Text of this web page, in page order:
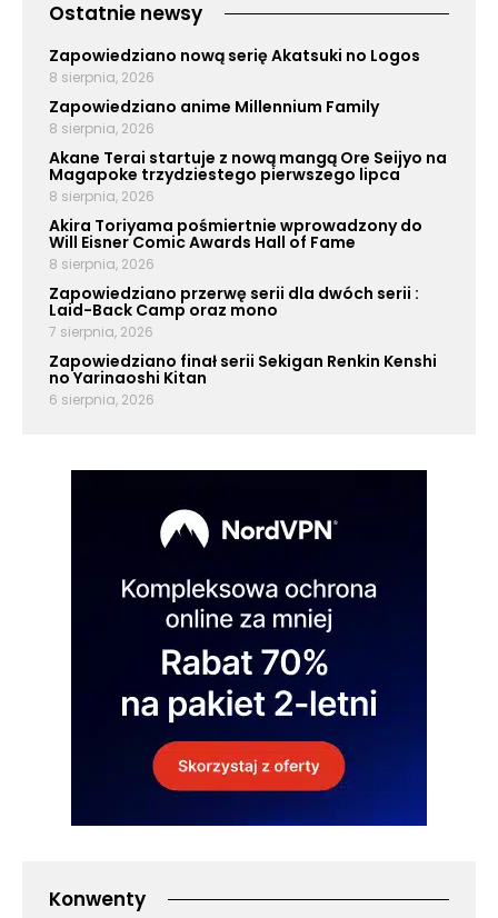
Ostatnie newsy
Zapowiedziano nową serię Akatsuki no Logos
8 sierpnia, 2026
Zapowiedziano anime Millennium Family
8 sierpnia, 2026
Akane Terai startuje z nową mangą Ore Seijyo na
Magapoke trzydziestego pierwszego lipca
8 sierpnia, 2026
Akira Toriyama pośmiertnie wprowadzony do
Will Eisner Comic Awards Hall of Fame
8 sierpnia, 2026
Zapowiedziano przerwę serii dla dwóch serii :
Laid-Back Camp oraz mono
7 sierpnia, 2026
Zapowiedziano finał serii Sekigan Renkin Kenshi
no Yarinaoshi Kitan
6 sierpnia, 2026
Konwenty